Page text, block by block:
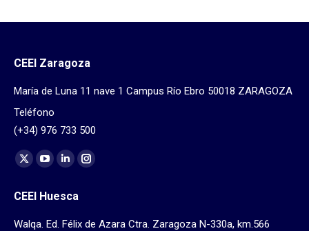
CEEI Zaragoza
María de Luna 11 nave 1 Campus Río Ebro 50018 ZARAGOZA
Teléfono
(+34) 976 733 500
Find us on:
X
opens
in
YouTube
opens
in
Linkedin
opens
in
Instagram
in
CEEI Huesca
Walqa. Ed. Félix de Azara Ctra. Zaragoza N-330a, km.566